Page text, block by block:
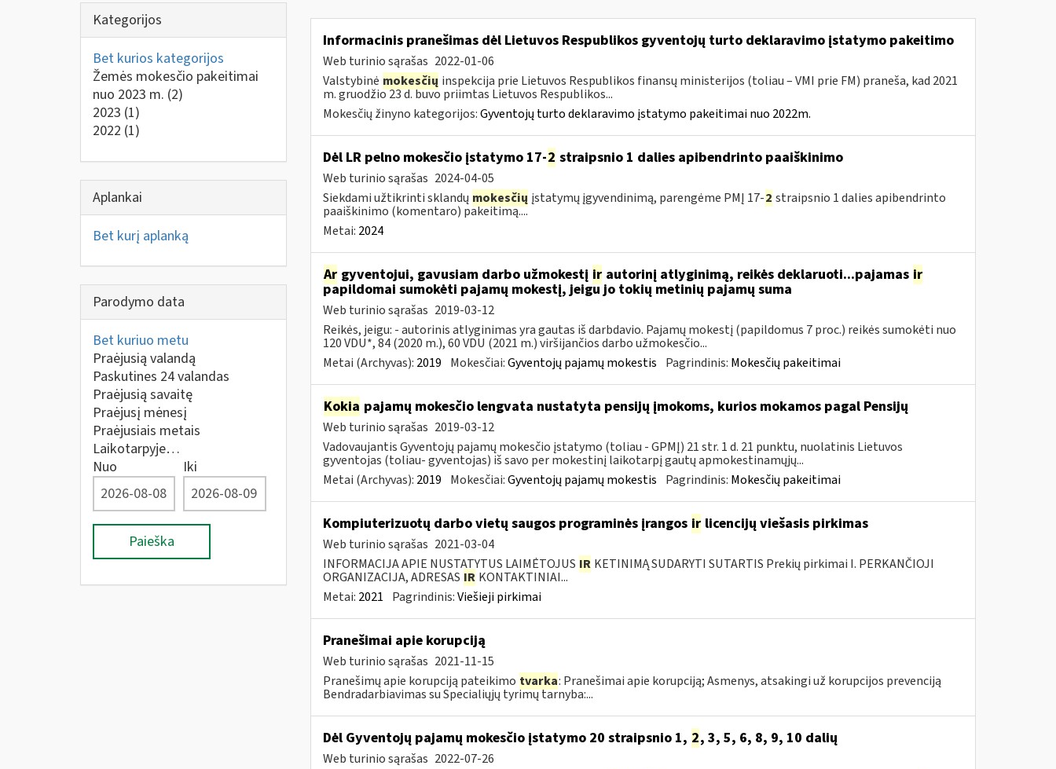
Kategorijos
Bet kurios kategorijos
Žemės mokesčio pakeitimai
nuo 2023 m. (2)
2023 (1)
2022 (1)
Aplankai
Bet kurį aplanką
Parodymo data
Bet kuriuo metu
Praėjusią valandą
Paskutines 24 valandas
Praėjusią savaitę
Praėjusį mėnesį
Praėjusiais metais
Laikotarpyje…
Nuo
Iki
Paieška
Informacinis pranešimas dėl Lietuvos Respublikos gyventojų turto deklaravimo įstatymo pakeitimo
Web turinio sąrašas 2022-01-06
Valstybinė mokesčių inspekcija prie Lietuvos Respublikos finansų ministerijos (toliau – VMI prie FM) praneša, kad 2021
m. gruodžio 23 d. buvo priimtas Lietuvos Respublikos...
Mokesčių žinyno kategorijos:Gyventojų turto deklaravimo įstatymo pakeitimai nuo 2022m.
Dėl LR pelno mokesčio įstatymo 17-2 straipsnio 1 dalies apibendrinto paaiškinimo
Web turinio sąrašas 2024-04-05
Siekdami užtikrinti sklandų mokesčių įstatymų įgyvendinimą, parengėme PMĮ 17-2 straipsnio 1 dalies apibendrinto
paaiškinimo (komentaro) pakeitimą....
Metai: 2024
Argyventojui, gavusiam darbo užmokestį irautorinį atlyginimą, reikės deklaruoti...pajamas ir
papildomai sumokėti pajamų mokestį, jeigu jo tokių metinių pajamų suma
Web turinio sąrašas 2019-03-12
Reikės, jeigu: - autorinis atlyginimas yra gautas iš darbdavio. Pajamų mokestį (papildomus 7 proc.) reikės sumokėti nuo
120 VDU*, 84 (2020 m.), 60 VDU (2021 m.) viršijančios darbo užmokesčio...
Metai (Archyvas): 2019 Mokesčiai:Gyventojų pajamų mokestis Pagrindinis: Mokesčių pakeitimai
Kokia pajamų mokesčio lengvata nustatyta pensijų įmokoms, kurios mokamos pagal Pensijų
Web turinio sąrašas 2019-03-12
Vadovaujantis Gyventojų pajamų mokesčio įstatymo (toliau - GPMĮ) 21 str. 1 d. 21 punktu, nuolatinis Lietuvos
gyventojas (toliau- gyventojas) iš savo per mokestinį laikotarpį gautų apmokestinamųjų...
Metai (Archyvas): 2019 Mokesčiai:Gyventojų pajamų mokestis Pagrindinis: Mokesčių pakeitimai
Kompiuterizuotų darbo vietų saugos programinės įrangos irlicencijų viešasis pirkimas
Web turinio sąrašas 2021-03-04
INFORMACIJA APIE NUSTATYTUS LAIMĖTOJUS IR KETINIMĄ SUDARYTI SUTARTIS Prekių pirkimai I. PERKANČIOJI
ORGANIZACIJA, ADRESAS IR KONTAKTINIAI...
Metai: 2021 Pagrindinis:Viešieji pirkimai
Pranešimai apie korupciją
Web turinio sąrašas 2021-11-15
Pranešimų apie korupciją pateikimo tvarka: Pranešimai apie korupciją; Asmenys, atsakingi už korupcijos prevenciją
Bendradarbiavimas su Specialiųjų tyrimų tarnyba:...
Dėl Gyventojų pajamų mokesčio įstatymo 20 straipsnio 1, 2, 3, 5, 6, 8, 9, 10 dalių
Web turinio sąrašas 2022-07-26